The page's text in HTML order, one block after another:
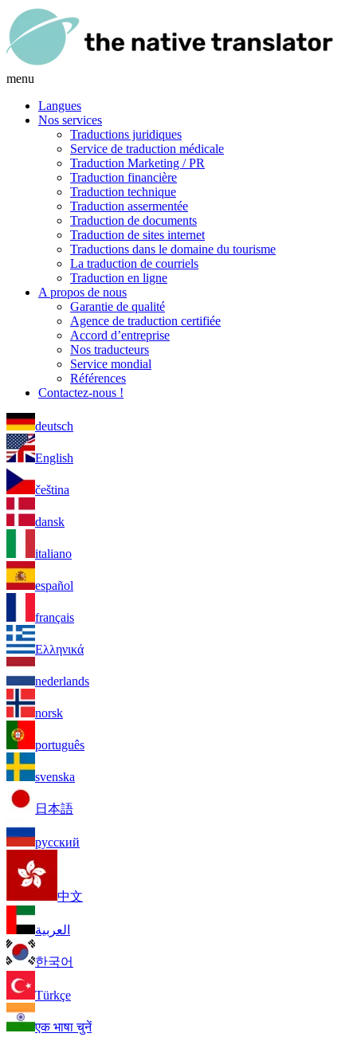
menu
Langues
Nos services
Traductions juridiques
Service de traduction médicale
Traduction Marketing / PR
Traduction financière
Traduction technique
Traduction assermentée
Traduction de documents
Traduction de sites internet
Traductions dans le domaine du tourisme
La traduction de courriels
Traduction en ligne
A propos de nous
Garantie de qualité
Agence de traduction certifiée
Accord d’entreprise
Nos traducteurs
Service mondial
Références
Contactez-nous !
deutsch
English
čeština
dansk
italiano
español
français
Ελληνικά
nederlands
norsk
português
svenska
日本語
русский
中文
العربية
한국어
Türkçe
एक भाषा चुनें